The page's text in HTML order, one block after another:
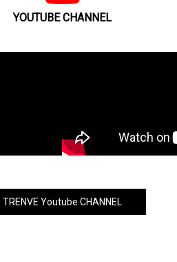
YOUTUBE CHANNEL
TRENVE Youtube CHANNEL